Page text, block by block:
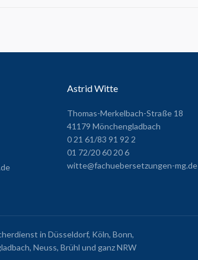
Astrid Witte
Thomas-Merkelbach-Straße 18
41179 Mönchengladbach
0 21 61/83 91 92 2
01 72/20 60 20 6
witte@fachuebersetzungen-mg.de
in Düsseldorf, Köln, Bonn,
Neuss, Brühl und ganz NRW